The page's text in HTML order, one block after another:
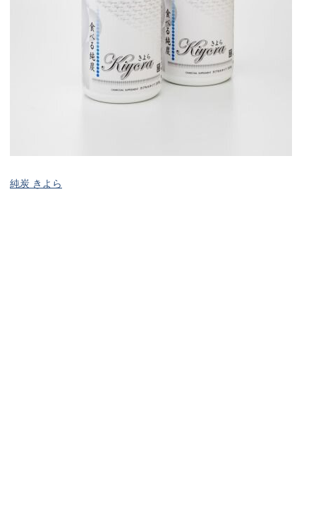
純炭 きよら